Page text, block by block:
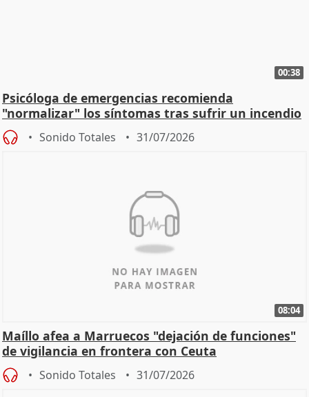
00:38
Psicóloga de emergencias recomienda
"normalizar" los síntomas tras sufrir un incendio
Sonido Totales 31/07/2026
08:04
Maíllo afea a Marruecos "dejación de funciones"
de vigilancia en frontera con Ceuta
Sonido Totales 31/07/2026